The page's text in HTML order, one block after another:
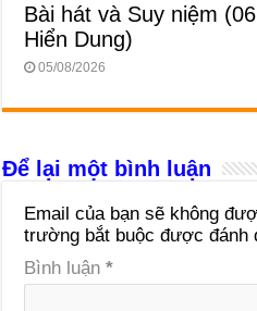
Bài hát và Suy niệm
Hiển Dung)
05/08/2026
Để lại một bình luận
Email của bạn sẽ không
trường bắt buộc được đánh
Bình luận*